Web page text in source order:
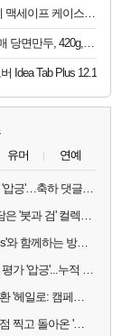
Qi2 20W 인증 갤럭시 맥세이프 케이스 c11 에디션 갤럭시Z 폴드8 울트라, TPU+PC, 피어리스
32%할인>반야월할매 당면만두, 420g, 4개
Idea Tab Plus 12.1
유머 연예
드래곤소드, 스팀 '압긍'…축하 댓글 달고 게임 코드 받자!
'문명 VII' 한국사 담은 '붓과 검' 컬렉션 파트 2 출시
'XBOX Game Pass'와 함께하는 방구석 피서 게임 4종!
드래곤소드, 스팀 평가 '압긍'...누적 판매량 20만장 돌파
명작의 아쉬운 귀환 '헤일로: 캠페인 이볼브드'
싱글 패키지라는 점 찍고 돌아온 '드래곤소드: 어웨이크닝'